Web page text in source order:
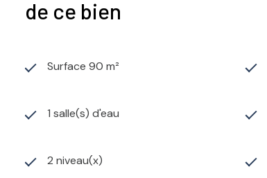
de ce bien
Surface 90 m²
1 salle(s) d'eau
2 niveau(x)